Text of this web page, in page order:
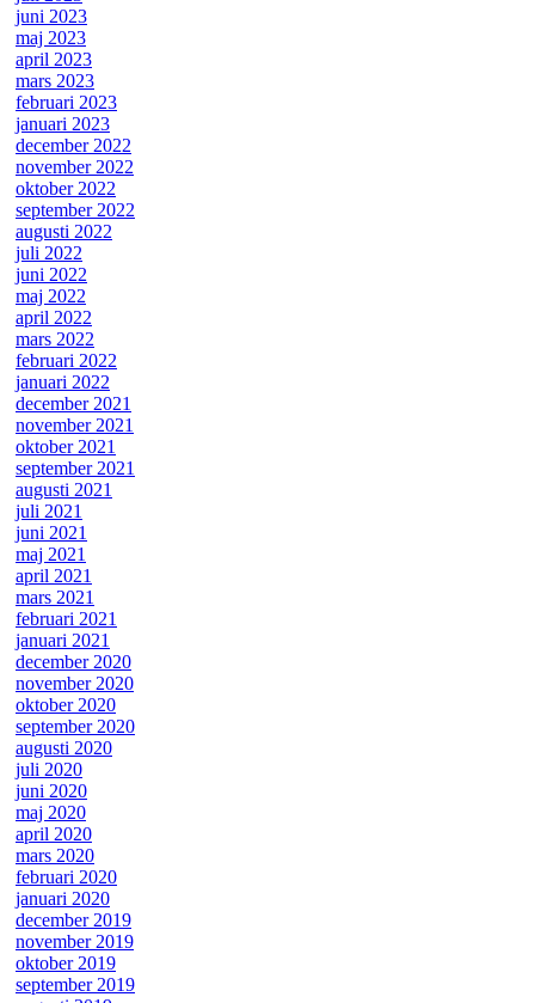
juni 2023
maj 2023
april 2023
mars 2023
februari 2023
januari 2023
december 2022
november 2022
oktober 2022
september 2022
augusti 2022
juli 2022
juni 2022
maj 2022
april 2022
mars 2022
februari 2022
januari 2022
december 2021
november 2021
oktober 2021
september 2021
augusti 2021
juli 2021
juni 2021
maj 2021
april 2021
mars 2021
februari 2021
januari 2021
december 2020
november 2020
oktober 2020
september 2020
augusti 2020
juli 2020
juni 2020
maj 2020
april 2020
mars 2020
februari 2020
januari 2020
december 2019
november 2019
oktober 2019
september 2019